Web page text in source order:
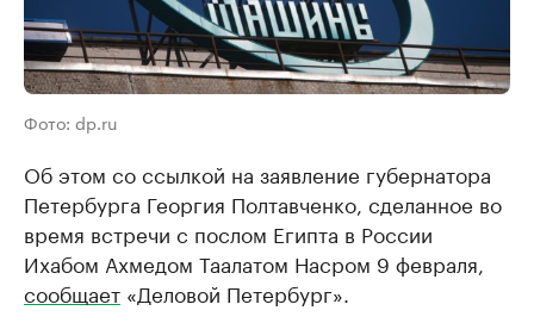
Фото: dp.ru
Об этом со ссылкой на заявление губернатора
Петербурга Георгия Полтавченко, сделанное во
время встречи с послом Египта в России
Ихабом Ахмедом Таалатом Насром 9 февраля,
сообщает «Деловой Петербург».